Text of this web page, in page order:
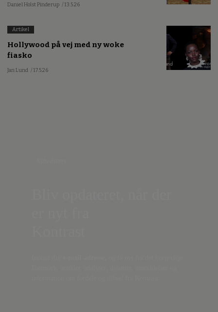
Daniel Holst Pinderup / 13.5.26
Artikel
Hollywood på vej med ny woke
fiasko
Jan Lund / 17.5.26